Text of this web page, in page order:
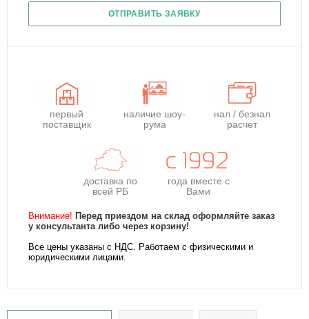
ОТПРАВИТЬ ЗАЯВКУ
первый
поставщик
наличие шоу-
рума
нал / безнал
расчет
доставка по
всей РБ
года вместе с
Вами
Внимание! Перед приездом на склад оформляйте заказ
у консультанта либо через корзину!
Все цены указаны с НДС. Работаем с физическими и
юридическими лицами.